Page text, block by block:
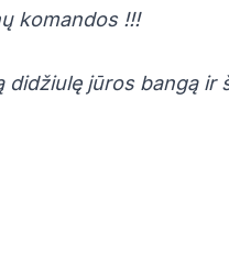
komandos !!!
didžiulę jūros bangą ir